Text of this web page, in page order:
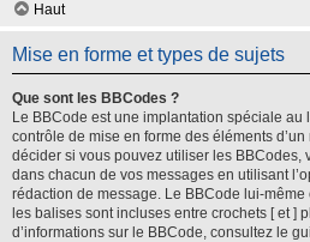
Haut
Mise en forme et types de sujets
Que sont les BBCodes ?
Le BBCode est une implantation spéciale au
contrôle de mise en forme des éléments
décider si vous pouvez utiliser les BBCodes,
dans chacun de vos messages en utilisant
rédaction de message. Le BBCode lui-
les balises sont incluses entre crochets [ et ]
d’informations sur le BBCode, consultez le